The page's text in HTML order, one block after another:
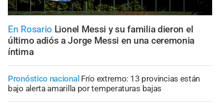
En Rosario Lionel Messi y su familia dieron el
último adiós a Jorge Messi en una ceremonia
íntima
Pronóstico nacional Frío extremo: 13 provincias están
bajo alerta amarilla por temperaturas bajas